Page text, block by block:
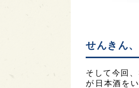
せんきん
そして今回
が日本酒を